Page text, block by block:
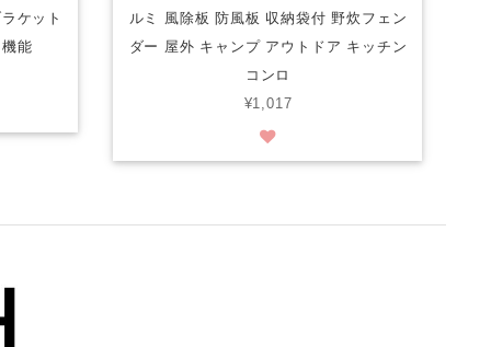
ケット
能
ルミ 風除板 防風板 収納袋付 野炊フェン
ダー 屋外 キャンプ アウトドア キッチン
コンロ
¥1,017